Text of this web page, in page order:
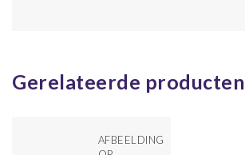
Gerelateerde producten
AFBEELDING